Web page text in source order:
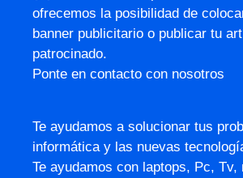
ofrecemos la posibilidad de
banner publicitario o publicar tu
patrocinado.
Ponte en contacto con nosotros
Te ayudamos a solucionar tus
informática y las nuevas
Te ayudamos con laptops, Pc, Tv,